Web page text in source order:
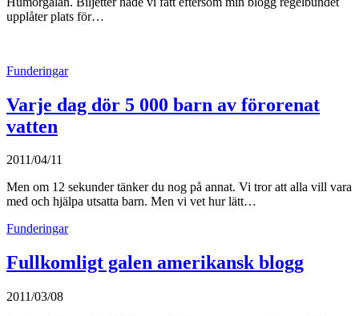
upplåter plats för…
Funderingar
Varje dag dör 5 000 barn av förorenat
vatten
2011/04/11
Men om 12 sekunder tänker du nog på annat. Vi tror att alla vill vara
med och hjälpa utsatta barn. Men vi vet hur lätt…
Funderingar
Fullkomligt galen amerikansk blogg
2011/03/08